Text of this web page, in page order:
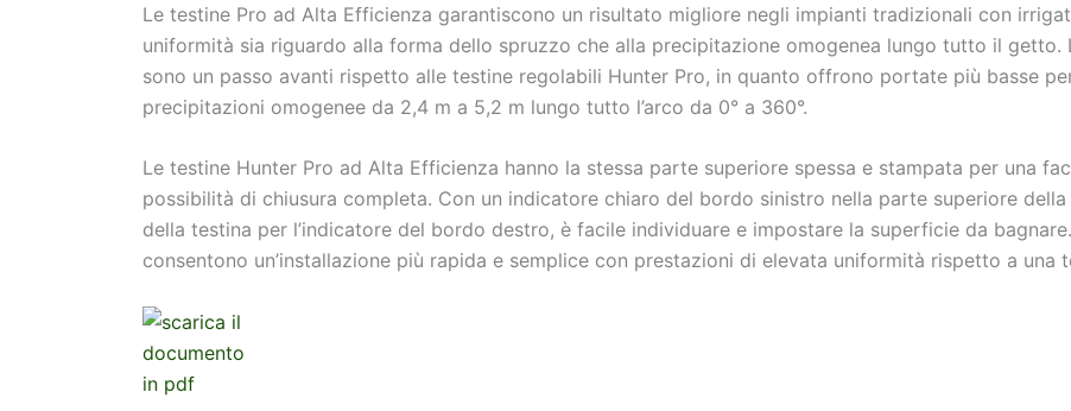
Le testine Pro ad Alta Efficienza garantiscono un risultato migliore negli impianti tradizionali con
uniformità sia riguardo alla forma dello spruzzo che alla precipitazione omogenea lungo tutto il getto.
sono un passo avanti rispetto alle testine regolabili Hunter Pro, in quanto offrono portate più basse
precipitazioni omogenee da 2,4 m a 5,2 m lungo tutto l’arco da 0° a 360°.
Le testine Hunter Pro ad Alta Efficienza hanno la stessa parte superiore spessa e stampata per una
possibilità di chiusura completa. Con un indicatore chiaro del bordo sinistro nella parte superiore
della testina per l’indicatore del bordo destro, è facile individuare e impostare la superficie da
consentono un’installazione più rapida e semplice con prestazioni di elevata uniformità rispetto a una